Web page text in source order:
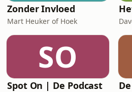
Zonder Invloed
Mart Heuker of Hoek
SO
Spot On | De Podcast